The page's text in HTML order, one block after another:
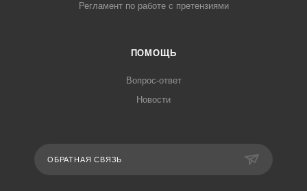
Регламент по работе с претензиями
ПОМОЩЬ
Вопрос-ответ
Новости
ОБРАТНАЯ СВЯЗЬ